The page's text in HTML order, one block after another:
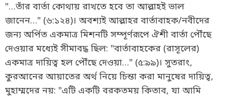
"…তাঁর বার্তা কোথায় রাখতে হবে তা আল্লাহই ভাল
জানেন…" (৬:১২৪)। অবশ্যই আল্লাহর বার্তাবাহক/নবীদের
জন্য অর্পিত একমাত্র মিশনটি সম্পূর্ণরূপে ঐশী বার্তা পৌঁছে
দেওয়ার মধ্যেই সীমাবদ্ধ ছিল: "বার্তাবাহকের (রাসূলের)
একমাত্র দায়িত্ব হল পৌঁছে দেওয়া…" (৫:৯৯)। সুতরাং,
কুরআনের আয়াতের অর্থ নিয়ে চিন্তা করা মানুষের দায়িত্ব,
মুহাম্মদের নয়: "এটি একটি বরকতময় কিতাব, যা আমি